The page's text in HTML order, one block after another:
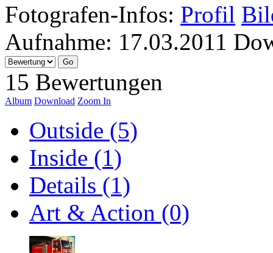
Fotografen-Infos: Profil
Aufnahme: 17.03.2011
15 Bewertungen
Album Download Zoom In
Outside (5)
Inside (1)
Details (1)
Art & Action (0)